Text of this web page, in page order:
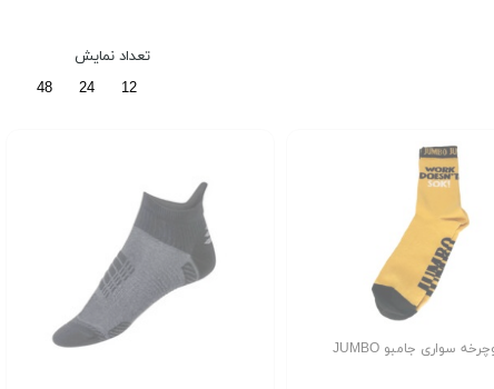
تعداد نمایش
12
24
48
جوراب دوچرخه سواری جامبو JUMBO